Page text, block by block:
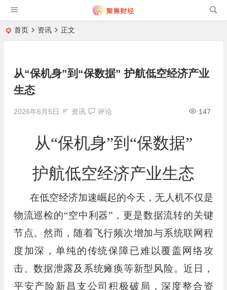
首页 资讯 正文
从“保机身”到“保数据” 护航低空经济产业
生态
2026年6月5日 资讯 评论 147
从“保机身”到“保数据”
护航低空经济产业生态
在低空经济加速崛起的今天，无人机不仅是
物流巡检的“空中利器”，更是数据流转的关键
节点。然而，随着飞行频次增加与系统联网程
度加深，单纯的传统保障已难以覆盖网络攻
击、数据泄露及系统瘫痪等新型风险。近日，
平安产险新昌支公司积极破局，深度整合资